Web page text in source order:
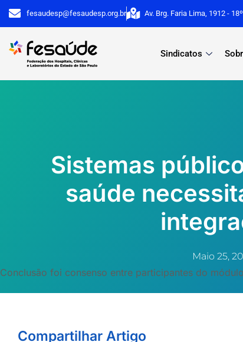
para
conteúdo
fesaudesp@fesaudesp.org.br Av. Brg. Faria Lima, 1912 -
Sindicatos
Sistemas
saúde
Maio 25,
Conclusão foi consenso entre participantes do
Compartilhar Artigo